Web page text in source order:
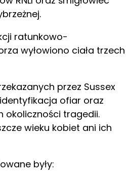
ratunkowo-
wyłowiono ciała trzech
przez Sussex
ofiar oraz
okoliczności tragedii.
wieku kobiet ani ich
były: